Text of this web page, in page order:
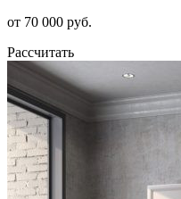
от 70 000 руб.
Рассчитать